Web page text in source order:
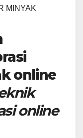
MINYAK
online
online